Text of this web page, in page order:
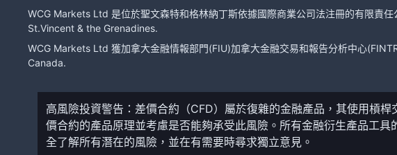
WCG Markets Ltd 是位於聖文森特和格林納丁斯依據國際商業公司法注冊的有限
St.Vincent & the Grenadines.
WCG Markets Ltd 獲加拿大金融情報部門(FIU)加拿大金融交易和報告分析中心
Canada.
高風險投資警告：差價合約（CFD）屬於復雜的金融產品，其使用槓
價合約的產品原理並考慮是否能夠承受此風險。所有金融衍生產品工
全了解所有潛在的風險，並在有需要時尋求獨立意見。